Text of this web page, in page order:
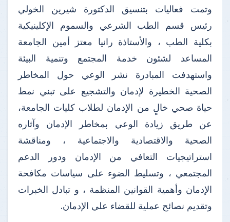
وتمت فعاليات بتنسيق الدكتورة شيرين الخولي
رئيس قسم الطب الشرعي والسموم الإكلينيكية
بكلية الطب ، والأستاذة رانيا معتز أمين الجامعة
المساعد لشئون خدمة المجتمع وتنمية البيئة
واستهدفت المبادرة نشر الوعي حول المخاطر
الصحية الخطيرة لإدمان والتشجيع على تبني نمط
حياة صحي خالٍ من الإدمان لطلاب كليات الجامعة،
عن طريق زيادة الوعي بمخاطر الإدمان وآثاره
الصحية والاقتصادية والاجتماعية ، ومناقشة
استراتيجيات التعافي من الإدمان ودور الدعم
المجتمعي ، وتسليط الضوء على سياسات مكافحة
الإدمان وأهمية القوانين المنظمة ، و تبادل الخبرات
وتقديم نصائح عملية للقضاء علي الإدمان.